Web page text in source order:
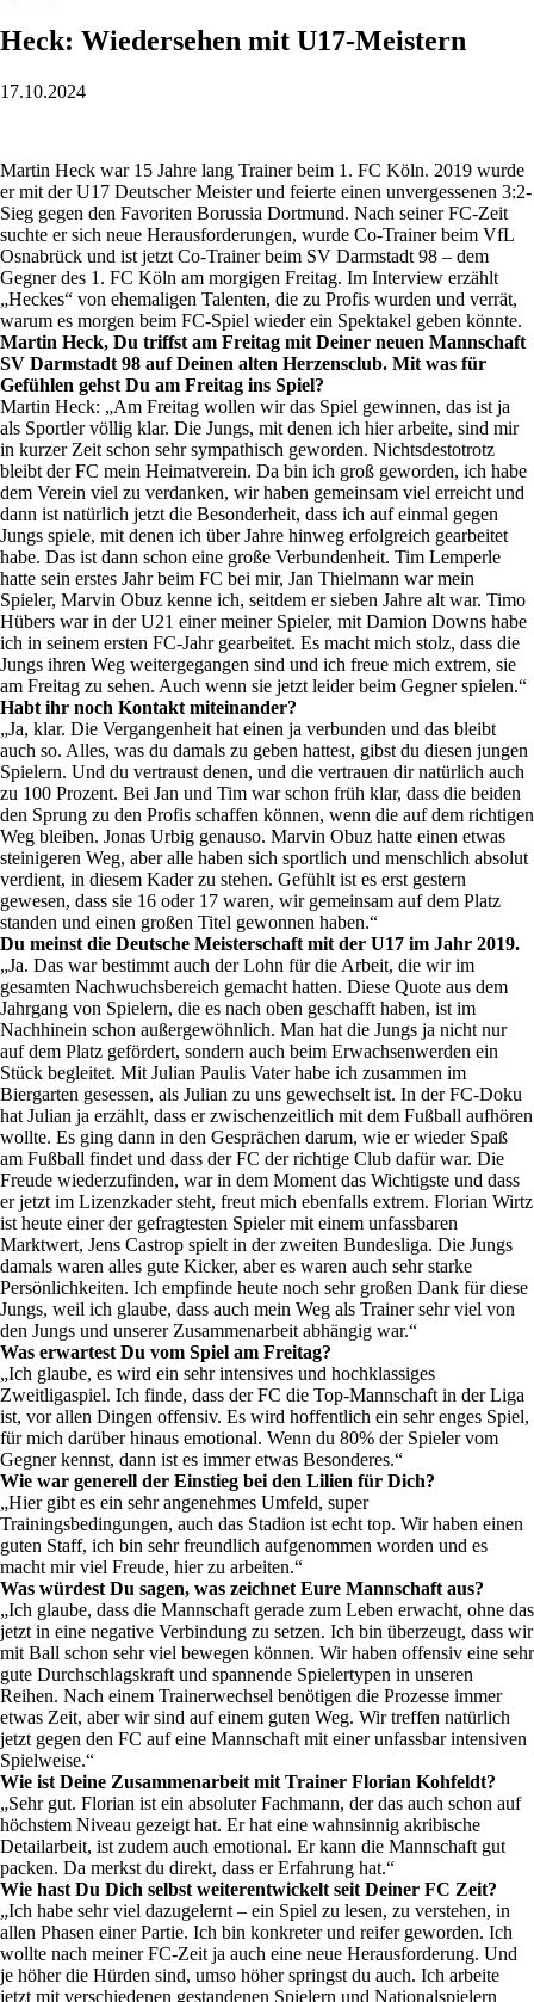
Heck: Wiedersehen mit U17-Meistern
17.10.2024
Martin Heck war 15 Jahre lang Trainer beim 1. FC Köln. 2019 wurde
er mit der U17 Deutscher Meister und feierte einen unvergessenen 3:2-
Sieg gegen den Favoriten Borussia Dortmund. Nach seiner FC-Zeit
suchte er sich neue Herausforderungen, wurde Co-Trainer beim VfL
Osnabrück und ist jetzt Co-Trainer beim SV Darmstadt 98 – dem
Gegner des 1. FC Köln am morgigen Freitag. Im Interview erzählt
„Heckes“ von ehemaligen Talenten, die zu Profis wurden und verrät,
warum es morgen beim FC-Spiel wieder ein Spektakel geben könnte.
Martin Heck, Du triffst am Freitag mit Deiner neuen Mannschaft
SV Darmstadt 98 auf Deinen alten Herzensclub. Mit was für
Gefühlen gehst Du am Freitag ins Spiel?
Martin Heck: „Am Freitag wollen wir das Spiel gewinnen, das ist ja
als Sportler völlig klar. Die Jungs, mit denen ich hier arbeite, sind mir
in kurzer Zeit schon sehr sympathisch geworden. Nichtsdestotrotz
bleibt der FC mein Heimatverein. Da bin ich groß geworden, ich habe
dem Verein viel zu verdanken, wir haben gemeinsam viel erreicht und
dann ist natürlich jetzt die Besonderheit, dass ich auf einmal gegen
Jungs spiele, mit denen ich über Jahre hinweg erfolgreich gearbeitet
habe. Das ist dann schon eine große Verbundenheit. Tim Lemperle
hatte sein erstes Jahr beim FC bei mir, Jan Thielmann war mein
Spieler, Marvin Obuz kenne ich, seitdem er sieben Jahre alt war. Timo
Hübers war in der U21 einer meiner Spieler, mit Damion Downs habe
ich in seinem ersten FC-Jahr gearbeitet. Es macht mich stolz, dass die
Jungs ihren Weg weitergegangen sind und ich freue mich extrem, sie
am Freitag zu sehen. Auch wenn sie jetzt leider beim Gegner spielen.“
Habt ihr noch Kontakt miteinander?
„Ja, klar. Die Vergangenheit hat einen ja verbunden und das bleibt
auch so. Alles, was du damals zu geben hattest, gibst du diesen jungen
Spielern. Und du vertraust denen, und die vertrauen dir natürlich auch
zu 100 Prozent. Bei Jan und Tim war schon früh klar, dass die beiden
den Sprung zu den Profis schaffen können, wenn die auf dem richtigen
Weg bleiben. Jonas Urbig genauso. Marvin Obuz hatte einen etwas
steinigeren Weg, aber alle haben sich sportlich und menschlich absolut
verdient, in diesem Kader zu stehen. Gefühlt ist es erst gestern
gewesen, dass sie 16 oder 17 waren, wir gemeinsam auf dem Platz
standen und einen großen Titel gewonnen haben.“
Du meinst die Deutsche Meisterschaft mit der U17 im Jahr 2019.
„Ja. Das war bestimmt auch der Lohn für die Arbeit, die wir im
gesamten Nachwuchsbereich gemacht hatten. Diese Quote aus dem
Jahrgang von Spielern, die es nach oben geschafft haben, ist im
Nachhinein schon außergewöhnlich. Man hat die Jungs ja nicht nur
auf dem Platz gefördert, sondern auch beim Erwachsenwerden ein
Stück begleitet. Mit Julian Paulis Vater habe ich zusammen im
Biergarten gesessen, als Julian zu uns gewechselt ist. In der FC-Doku
hat Julian ja erzählt, dass er zwischenzeitlich mit dem Fußball aufhören
wollte. Es ging dann in den Gesprächen darum, wie er wieder Spaß
am Fußball findet und dass der FC der richtige Club dafür war. Die
Freude wiederzufinden, war in dem Moment das Wichtigste und dass
er jetzt im Lizenzkader steht, freut mich ebenfalls extrem. Florian Wirtz
ist heute einer der gefragtesten Spieler mit einem unfassbaren
Marktwert, Jens Castrop spielt in der zweiten Bundesliga. Die Jungs
damals waren alles gute Kicker, aber es waren auch sehr starke
Persönlichkeiten. Ich empfinde heute noch sehr großen Dank für diese
Jungs, weil ich glaube, dass auch mein Weg als Trainer sehr viel von
den Jungs und unserer Zusammenarbeit abhängig war.“
Was erwartest Du vom Spiel am Freitag?
„Ich glaube, es wird ein sehr intensives und hochklassiges
Zweitligaspiel. Ich finde, dass der FC die Top-Mannschaft in der Liga
ist, vor allen Dingen offensiv. Es wird hoffentlich ein sehr enges Spiel,
für mich darüber hinaus emotional. Wenn du 80% der Spieler vom
Gegner kennst, dann ist es immer etwas Besonderes.“
Wie war generell der Einstieg bei den Lilien für Dich?
„Hier gibt es ein sehr angenehmes Umfeld, super
Trainingsbedingungen, auch das Stadion ist echt top. Wir haben einen
guten Staff, ich bin sehr freundlich aufgenommen worden und es
macht mir viel Freude, hier zu arbeiten.“
Was würdest Du sagen, was zeichnet Eure Mannschaft aus?
„Ich glaube, dass die Mannschaft gerade zum Leben erwacht, ohne das
jetzt in eine negative Verbindung zu setzen. Ich bin überzeugt, dass wir
mit Ball schon sehr viel bewegen können. Wir haben offensiv eine sehr
gute Durchschlagskraft und spannende Spielertypen in unseren
Reihen. Nach einem Trainerwechsel benötigen die Prozesse immer
etwas Zeit, aber wir sind auf einem guten Weg. Wir treffen natürlich
jetzt gegen den FC auf eine Mannschaft mit einer unfassbar intensiven
Spielweise.“
Wie ist Deine Zusammenarbeit mit Trainer Florian Kohfeldt?
„Sehr gut. Florian ist ein absoluter Fachmann, der das auch schon auf
höchstem Niveau gezeigt hat. Er hat eine wahnsinnig akribische
Detailarbeit, ist zudem auch emotional. Er kann die Mannschaft gut
packen. Da merkst du direkt, dass er Erfahrung hat.“
Wie hast Du Dich selbst weiterentwickelt seit Deiner FC Zeit?
„Ich habe sehr viel dazugelernt – ein Spiel zu lesen, zu verstehen, in
allen Phasen einer Partie. Ich bin konkreter und reifer geworden. Ich
wollte nach meiner FC-Zeit ja auch eine neue Herausforderung. Und
je höher die Hürden sind, umso höher springst du auch. Ich arbeite
jetzt mit verschiedenen gestandenen Spielern und Nationalspielern